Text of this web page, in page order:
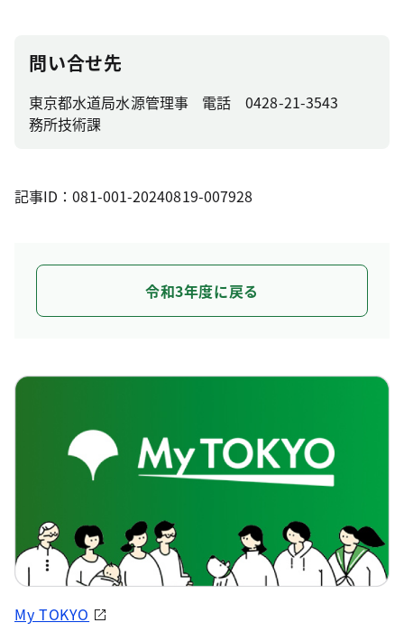
問い合せ先
東京都水道局水源管理事
務所技術課
電話 0428-21-3543
記事ID：081-001-20240819-007928
令和3年度に戻る
My TOKYO